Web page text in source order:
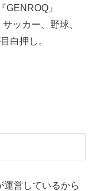
GENROQ』
ッカー、野球、
白押し。
営しているから